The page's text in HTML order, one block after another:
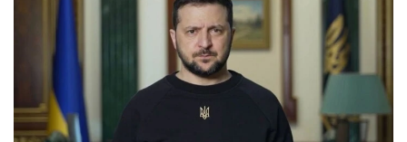
р
е
ж
и
м
у